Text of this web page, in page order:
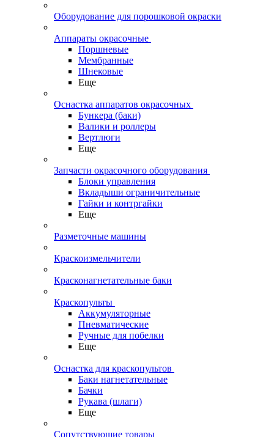
Оборудование для порошковой окраски
Аппараты окрасочные
Поршневые
Мембранные
Шнековые
Еще
Оснастка аппаратов окрасочных
Бункера (баки)
Валики и роллеры
Вертлюги
Еще
Запчасти окрасочного оборудования
Блоки управления
Вкладыши ограничительные
Гайки и контргайки
Еще
Разметочные машины
Краскоизмельчители
Красконагнетательные баки
Краскопульты
Аккумуляторные
Пневматические
Ручные для побелки
Еще
Оснастка для краскопультов
Баки нагнетательные
Бачки
Рукава (шлаги)
Еще
Сопутствующие товары